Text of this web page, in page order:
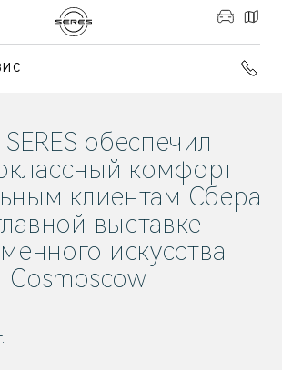
обеспечил
комфорт
клиентам Сбера
выставке
искусства
Cosmoscow